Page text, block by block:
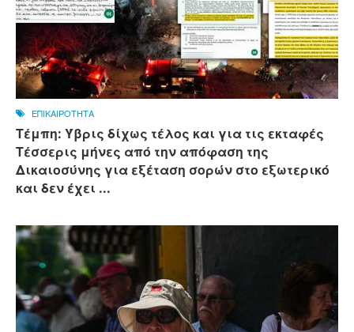
ΕΠΙΚΑΙΡΟΤΗΤΑ
Τέμπη: Ύβρις δίχως τέλος και για τις εκταφές
Τέσσερις μήνες από την απόφαση της
Δικαιοσύνης για εξέταση σορών στο εξωτερικό
και δεν έχει ...